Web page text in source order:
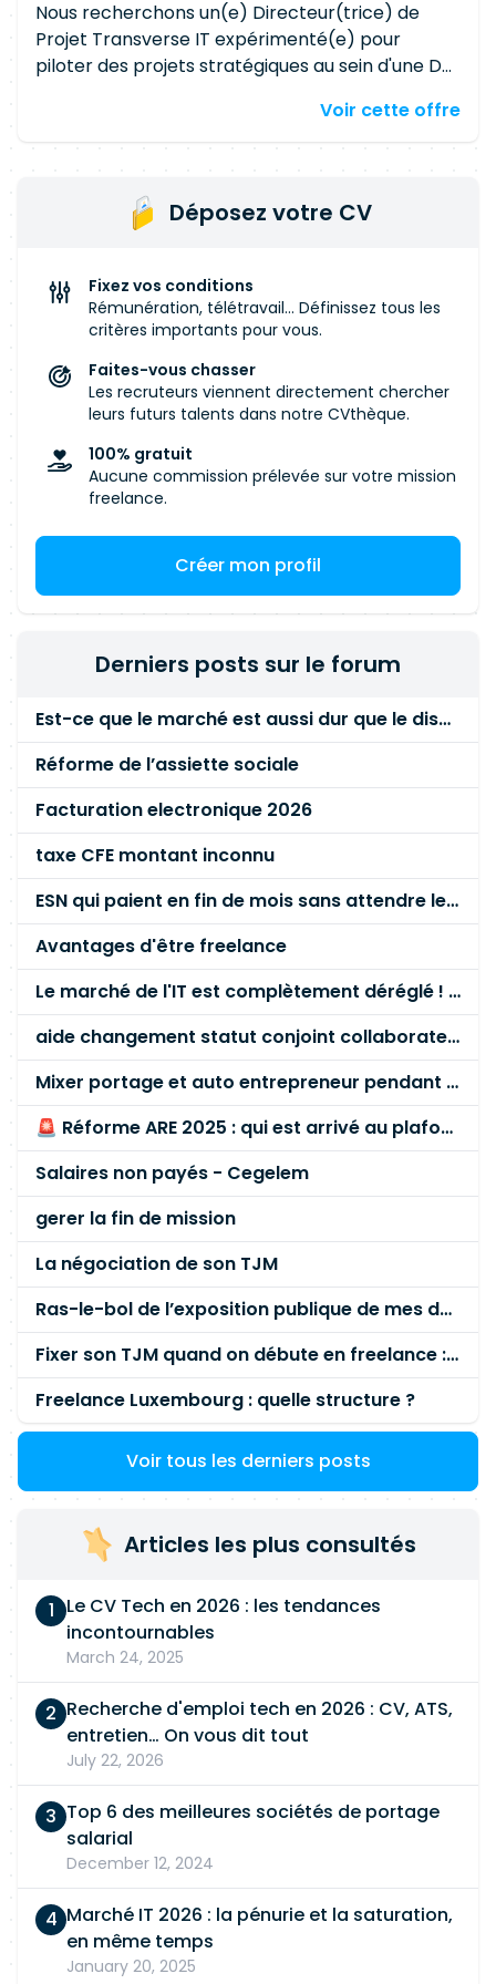
développements, assurer le respect des délais,
des coûts et de la qualité des livrables. ✅
Accompagner et manager une équipe de
compétences et la collaboration. ✅
support applicatif. ✅ Être l'interlocuteur
privilégié du client et construire une relation de
Nous recherchons un(e) Directeur(trice) de
Projet Transverse IT expérimenté(e) pour
piloter des projets stratégiques au sein d'une DSI
orientés offres, vente et relation client. Vos
Élaborer les plannings, budgets et plans projets.
Coordonner les équipes de conception et de
engagements Qualité, Coût, Délais et
Performance (QCDP). Identifier, anticiper et
gérer les risques projets. Assurer le pilotage de
la maîtrise d'œuvre et le suivi des livrables.
Collaborer étroitement avec les équipes métier
et les équipes IT.
Voir cette offre
Déposez votre CV
Fixez vos conditions
Rémunération, télétravail... Définissez tous les
critères importants pour vous.
Faites-vous chasser
Les recruteurs viennent directement chercher
leurs futurs talents dans notre CVthèque.
100% gratuit
Aucune commission prélevée sur votre mission
freelance.
Créer mon profil
Derniers posts sur le forum
Est-ce que le marché est aussi dur que le disent les commerciaux ?
Réforme de l’assiette sociale
Facturation electronique 2026
taxe CFE montant inconnu
ESN qui paient en fin de mois sans attendre le paiement client ?
Avantages d'être freelance
Le marché de l'IT est complètement déréglé ! STOP à cette mascarade ! Il faut s'unir et résister !
aide changement statut conjoint collaborateur
Mixer portage et auto entrepreneur pendant des années - quel risque ?
🚨 Réforme ARE 2025 : qui est arrivé au plafond des 60 % en gardant son entreprise ?
Salaires non payés - Cegelem
gerer la fin de mission
La négociation de son TJM
Ras-le-bol de l’exposition publique de mes données personnelles liées à mon entreprise
Fixer son TJM quand on débute en freelance : la méthode mathématique (et pas au feeling) 🛑
Freelance Luxembourg : quelle structure ?
Voir tous les derniers posts
Articles les plus consultés
Le CV Tech en 2026 : les tendances
incontournables
March 24, 2025
Recherche d'emploi tech en 2026 : CV, ATS,
entretien… On vous dit tout
July 22, 2026
Top 6 des meilleures sociétés de portage
salarial
December 12, 2024
Marché IT 2026 : la pénurie et la saturation,
en même temps
January 20, 2025